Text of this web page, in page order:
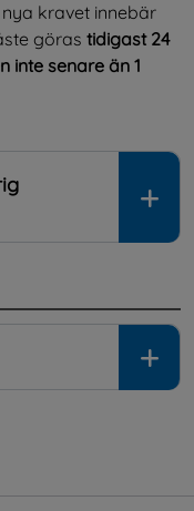
kravet innebär
göras tidigast 24
senare än 1